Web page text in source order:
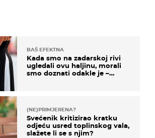
BAŠ EFEKTNA
Kada smo na zadarskoj rivi
ugledali ovu haljinu, morali
smo doznati odakle je –
(NE)PRIMJERENA?
Svećenik kritizirao kratku
odjeću usred toplinskog vala,
slažete li se s njim?